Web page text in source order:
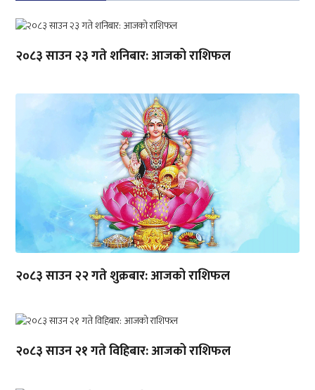
२०८३ साउन २३ गते शनिबार: आजको राशिफल
२०८३ साउन २२ गते शुक्रबार: आजको राशिफल
२०८३ साउन २१ गते विहिबार: आजको राशिफल